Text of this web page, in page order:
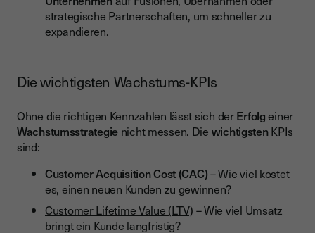
strategische Partnerschaften, um schneller zu
expandieren.
Die wichtigsten Wachstums-KPIs
Ohne die richtigen Kennzahlen lässt sich derErfolgeiner
Wachstumsstrategienicht messen. Die wichtigstenKPIs
sind:
Customer Acquisition Cost (CAC)– Wie viel kostet
es, einen neuen Kunden zu gewinnen?
Customer Lifetime Value (LTV) – Wie viel Umsatz
bringt ein Kunde langfristig?